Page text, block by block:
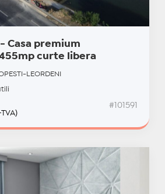
Casa premium
curte libera
LEORDENI
#101591